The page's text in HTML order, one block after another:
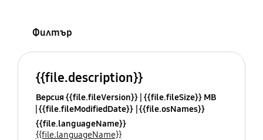
Филтър
{{file.description}}
Версия {{file.fileVersion}} {{file.fileSize}} MB
{{file.fileModifiedDate}} {{file.osNames}}
{{file.languageName}}
{{file.languageName}}